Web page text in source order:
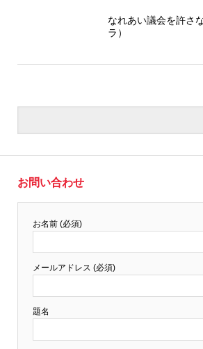
なれあい議会を許さ
ラ）
お問い合わせ
お名前 (必須)
メールアドレス (必須)
題名